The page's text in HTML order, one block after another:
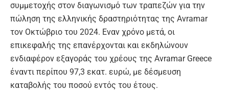
συμμετοχής στον διαγωνισμό των τραπεζών για την
πώληση της ελληνικής δραστηριότητας της Avramar
τον Οκτώβριο του 2024. Εναν χρόνο μετά, οι
επικεφαλής της επανέρχονται και εκδηλώνουν
ενδιαφέρον εξαγοράς του χρέους της Avramar Greece
έναντι περίπου 97,3 εκατ. ευρώ, με δέσμευση
καταβολής του ποσού εντός του έτους.